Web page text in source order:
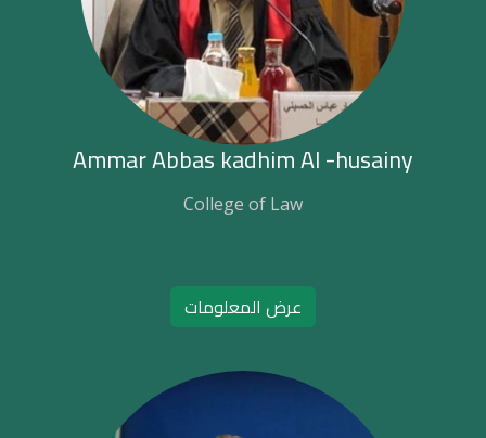
Ammar Abbas kadhim Al -husainy
College of Law
عرض المعلومات